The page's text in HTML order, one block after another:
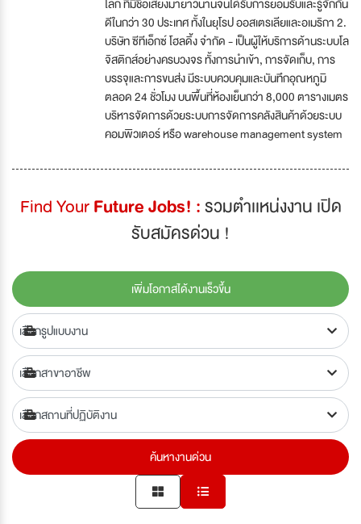
โลก ที่มีชื่อเสียงมายาวนานจนได้รับการยอมรับและรู้จักกัน
ดีในกว่า 30 ประเทศ ทั้งในยุโรป ออสเตรเลียและอเมริกา 2.
บริษัท ซีทีเอ็กซ์ โฮลดิ้ง จำกัด - เป็นผู้ให้บริการด้านระบบโล
จิสติกส์อย่างครบวงจร ทั้งการนำเข้า, การจัดเก็บ, การ
บรรจุและการขนส่ง มีระบบควบคุมและบันทึกอุณหภูมิ
ตลอด 24 ชั่วโมง บนพื้นที่ห้องเย็นกว่า 8,000 ตารางเมตร
บริหารจัดการด้วยระบบการจัดการคลังสินค้าด้วยระบบ
คอมพิวเตอร์ หรือ warehouse management system
Find YourFuture Jobs! :รวมตำเเหน่งงาน เปิด
รับสมัครด่วน !
เพิ่มโอกาสได้งานเร็วขึ้น
ค้นหางานด่วน